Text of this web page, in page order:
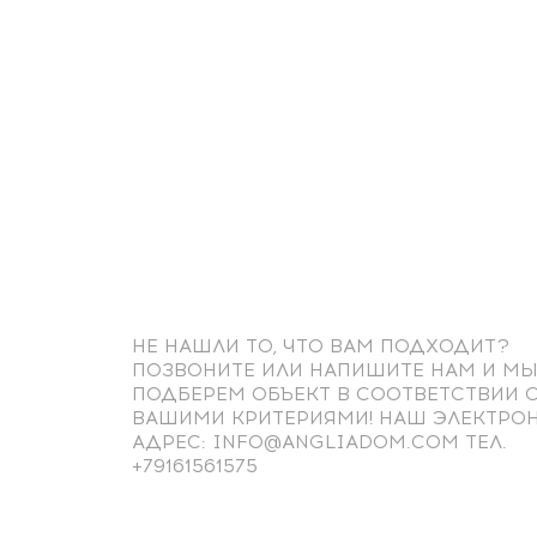
НЕ НАШЛИ ТО, ЧТО ВАМ ПОДХОДИТ?
ПОЗВОНИТЕ ИЛИ НАПИШИТЕ НАМ И МЫ
ПОДБЕРЕМ ОБЪЕКТ В СООТВЕТСТВИИ С
ВАШИМИ КРИТЕРИЯМИ! НАШ
АДРЕС: INFO@ANGLIADOM.COM ТЕЛ.
+79161561575